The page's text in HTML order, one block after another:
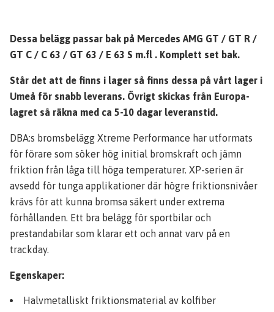
Dessa belägg passar bak på Mercedes AMG GT / GT R /
GT C / C 63 / GT 63 / E 63 S m.fl . Komplett set bak.
Står det att de finns i lager så finns dessa på vårt lager i
Umeå för snabb leverans. Övrigt skickas från Europa-
lagret så räkna med ca 5-10 dagar leveranstid.
DBA:s bromsbelägg Xtreme Performance har utformats
för förare som söker hög initial bromskraft och jämn
friktion från låga till höga temperaturer. XP-serien är
avsedd för tunga applikationer där högre friktionsnivåer
krävs för att kunna bromsa säkert under extrema
förhållanden. Ett bra belägg för sportbilar och
prestandabilar som klarar ett och annat varv på en
trackday.
Egenskaper:
Halvmetalliskt friktionsmaterial av kolfiber